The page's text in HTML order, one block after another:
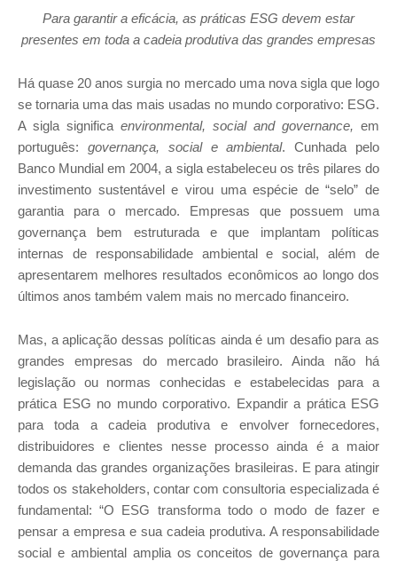
Para garantir a eficácia, as práticas ESG devem estar
presentes em toda a cadeia produtiva das grandes empresas
Há quase 20 anos surgia no mercado uma nova sigla que logo
se tornaria uma das mais usadas no mundo corporativo: ESG.
A sigla significa environmental, social and governance, em
português: governança, social e ambiental. Cunhada pelo
Banco Mundial em 2004, a sigla estabeleceu os três pilares do
investimento sustentável e virou uma espécie de “selo” de
garantia para o mercado. Empresas que possuem uma
governança bem estruturada e que implantam políticas
internas de responsabilidade ambiental e social, além de
apresentarem melhores resultados econômicos ao longo dos
últimos anos também valem mais no mercado financeiro.
Mas, a aplicação dessas políticas ainda é um desafio para as
grandes empresas do mercado brasileiro. Ainda não há
legislação ou normas conhecidas e estabelecidas para a
prática ESG no mundo corporativo. Expandir a prática ESG
para toda a cadeia produtiva e envolver fornecedores,
distribuidores e clientes nesse processo ainda é a maior
demanda das grandes organizações brasileiras. E para atingir
todos os stakeholders, contar com consultoria especializada é
fundamental: “O ESG transforma todo o modo de fazer e
pensar a empresa e sua cadeia produtiva. A responsabilidade
social e ambiental amplia os conceitos de governança para